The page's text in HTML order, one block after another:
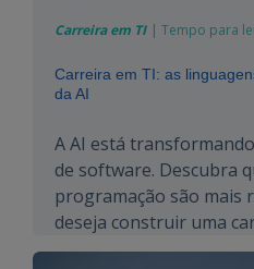
Carreira em TI | Tempo para
Carreira em TI: as
da AI
A AI está
de software. Descubra
programação são mais
deseja construir uma